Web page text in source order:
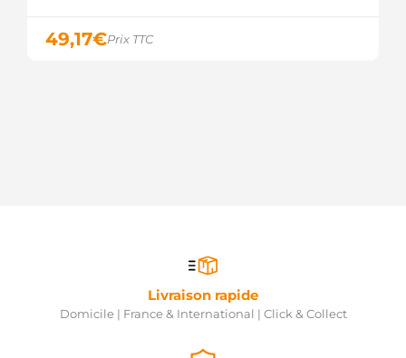
49,17€Prix TTC
Livraison rapide
Domicile | France & International | Click & Collect